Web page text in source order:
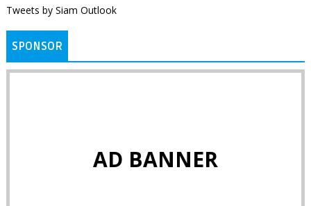
Tweets by Siam Outlook
SPONSOR
AD BANNER